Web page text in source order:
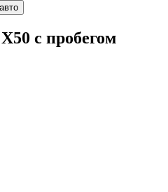
с пробегом